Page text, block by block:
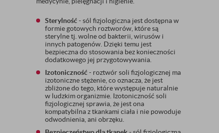
Sterylność - sól fizjologiczna jest dostępna w
formie gotowych roztworów, które są
sterylne tj. wolne od bakterii, wirusów i
innych patogenów. Dzięki temu jest
bezpieczna do stosowania bez konieczności
dodatkowego jej przygotowywania.
Izotoniczność - roztwór soli fizjologicznej ma
izotoniczne stężenie, co oznacza, że jest
zbliżone do tego, które występuje naturalnie
w ludzkim organizmie. Izotoniczność soli
fizjologicznej sprawia, że jest ona
kompatybilna z tkankami ciała i nie powoduje
odwodnienia, ani obrzęku.